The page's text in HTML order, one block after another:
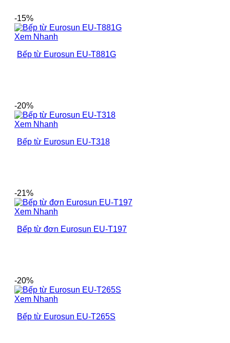
-15%
Xem Nhanh
Bếp từ Eurosun EU-T881G
-20%
Xem Nhanh
Bếp từ Eurosun EU-T318
-21%
Xem Nhanh
Bếp từ đơn Eurosun EU-T197
-20%
Xem Nhanh
Bếp từ Eurosun EU-T265S